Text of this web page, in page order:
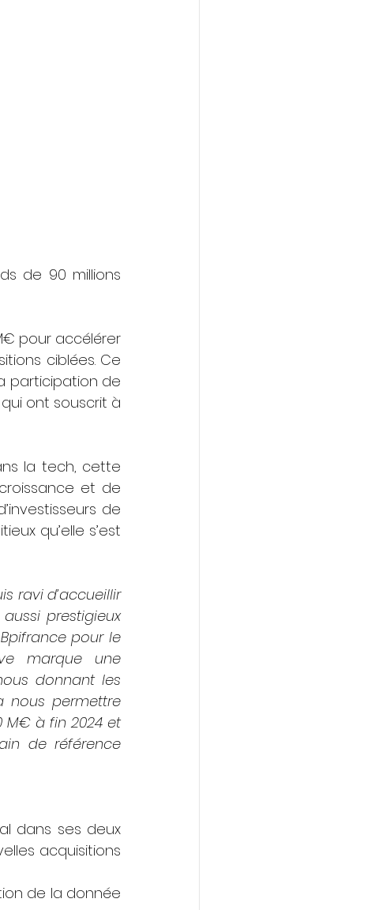
de 90 millions
pour accélérer
ciblées. Ce
participation de
qui ont souscrit à
la tech, cette
et de
de
qu’elle s’est
ravi d’accueillir
prestigieux
pour le
marque une
donnant les
nous permettre
M€ à fin 2024 et
de référence
dans ses deux
acquisitions
de la donnée